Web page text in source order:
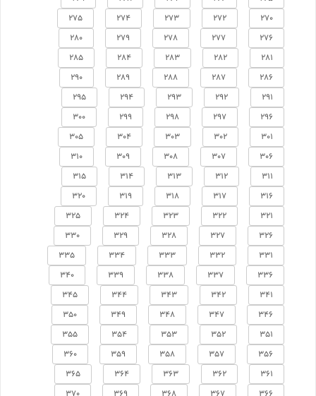
270
272
273
274
275
276
277
278
279
280
281
282
283
284
285
286
287
288
289
290
291
292
293
294
295
296
297
298
299
300
301
302
303
304
305
306
307
308
309
310
311
312
313
314
315
316
317
318
319
320
321
322
323
324
325
326
327
328
329
330
331
332
333
334
335
336
337
338
339
340
341
342
343
344
345
346
347
348
349
350
351
352
353
354
355
356
357
358
359
360
361
362
363
364
365